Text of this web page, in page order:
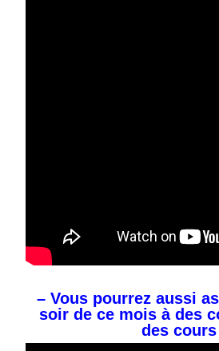
– Vous pourrez aussi
soir de ce mois à des
des cours